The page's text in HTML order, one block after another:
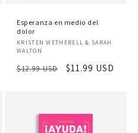
Esperanza en medio del
dolor
Proveedor:
KRISTEN WETHERELL & SARAH
WALTON
Precio
$12.99 USD
Precio
$11.99 USD